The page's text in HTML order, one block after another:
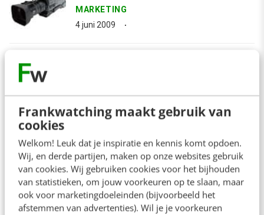
Frankwatching maakt gebruik van
cookies
Welkom! Leuk dat je inspiratie en kennis komt opdoen.
Wij, en derde partijen, maken op onze websites gebruik
van cookies. Wij gebruiken cookies voor het bijhouden
van statistieken, om jouw voorkeuren op te slaan, maar
ook voor marketingdoeleinden (bijvoorbeeld het
afstemmen van advertenties). Wil je je voorkeuren
MARKETING
4 juni 2009
29 mei 2009
Bekijk meerarrow_downward